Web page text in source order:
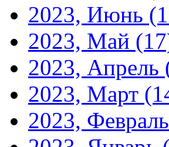
2023, Июнь
2023, Май
2023, Апрель
2023, Март
2023, Февраль